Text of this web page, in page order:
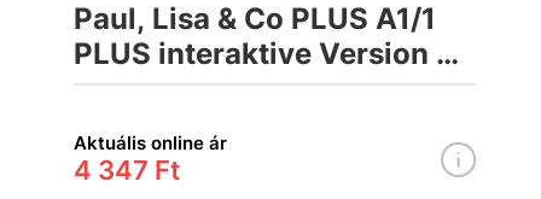
Paul, Lisa & Co PLUS A1/1
PLUS interaktive Version &
APP Tankönyv
Aktuális online ár
4 347 Ft